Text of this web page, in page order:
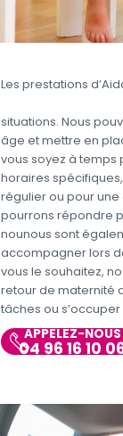
Les prestations
situations. Nous
âge et mettre en
vous soyez à temps
horaires
régulier ou pour
pourrons répondre
nounous sont
accompagner lors
vous le souhaitez,
retour de maternité
tâches ou
APPELEZ-NOUS
04 96 16 10